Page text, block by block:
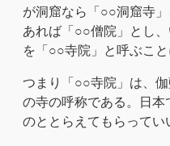
が洞窟なら「○○洞窟寺
あれば「○○僧院」とし
を「○○寺院」と呼ぶこと
つまり「○○寺院」は、
の寺の呼称である。日本
のととらえてもらってい